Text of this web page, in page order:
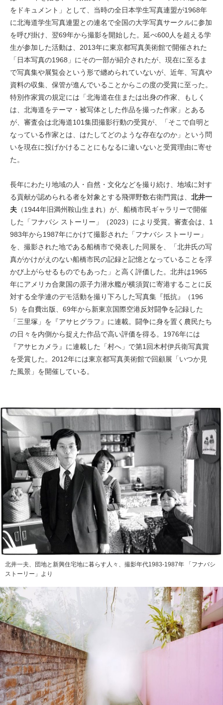
をドキュメント」として、当時の全日本学生写真連盟が1968年
に北海道学生写真連盟との連名で全国の大学写真サークルに参加
を呼び掛け、翌69年から撮影を開始した。延べ600人を超える学
生が参加した活動は、2013年に東京都写真美術館で開催された
「日本写真の1968」にその一部が紹介されたが、現在に至るま
で写真集や展覧会という形で纏められていないが、近年、写真や
資料の収集、保管が進んでいることからこの度の受賞に至った。
特別作家賞の規定には「北海道在住または出身の作家、もしく
は、北海道をテーマ・被写体とした作品を撮った作家」とある
が、審査会は北海道101集団撮影行動の受賞が、「そこで自明と
なっている作家とは、はたしてどのような存在なのか」という問
いを現在に投げかけることにもなるに違いないと受賞理由に寄せ
た。
長年にわたり地域の人・自然・文化などを撮り続け、地域に対す
る貢献が認められる者を対象とする飛彈野数右衛門賞は、 北井一
夫 （1944年旧満州鞍山生まれ）が、船橋市民ギャラリーで開催
した「フナバシ ストーリー」（2023）により受賞。審査会は、1
983年から1987年にかけて撮影された「フナバシ ストーリー」
を、撮影された地である船橋市で発表した同展を、「北井氏の写
真がかけがえのない船橋市民の記録と記憶となっていることを浮
かび上がらせるものでもあった」と高く評価した。北井は1965
年にアメリカ合衆国の原子力潜水艦が横須賀に寄港することに反
対する全学連のデモ活動を撮り下ろした写真集『抵抗』（196
5）を自費出版、69年から新東京国際空港反対闘争を記録した
「三里塚」を『アサヒグラフ』に連載。闘争に身を置く農民たち
の日々を内側から捉えた作品で高い評価を得る。1976年には
『アサヒカメラ』に連載した「村へ」で第1回木村伊兵衛写真賞
を受賞した。2012年には東京都写真美術館で回顧展「いつか見
た風景」を開催している。
北井一夫、団地と新興住宅地に暮らす人々、撮影年代1983-1987年 「フナバシ
ストーリー」より